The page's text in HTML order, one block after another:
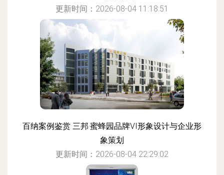
更新时间：2026-08-04 11:18:51
百纳案例鉴赏 三邦·蜜蜂园品牌VI形象设计与企业形
象策划
更新时间：2026-08-04 22:29:02